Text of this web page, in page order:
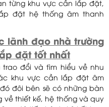
từng khu vực cần lắp đặt,
đặt hệ thống âm thanh
lãnh đạo nhà trường
đặt tốt nhất
trao đổi và tìm hiểu về nhu
khu vực cần lắp đặt âm
đôi bên sẽ có những bàn
thiết kế, hệ thống và quy